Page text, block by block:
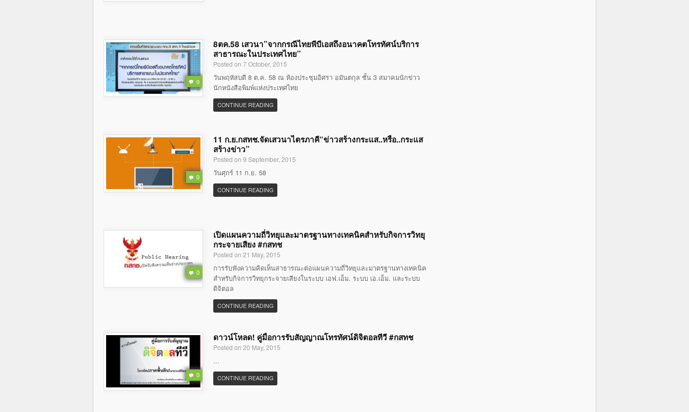
0
8ตค.58 เสวนา”จากกรณีไทยพีบีเอสถึงอนาคตโทรทัศน์บริการ
สาธารณะในประเทศไทย”
Posted on 7 October, 2015
วันพฤหัสบดี 8 ต.ค. 58 ณ ห้องประชุมอิศรา อมันตกุล ชั้น 3 สมาคมนักข่าว
นักหนังสือพิมพ์แห่งประเทศไทย
CONTINUE READING
0
11 ก.ย.กสทช.จัดเสวนาไตรภาคี“ข่าวสร้างกระแส..หรือ..กระแส
สร้างข่าว”
Posted on 9 September, 2015
วันศุกร์ 11 ก.ย. 58
CONTINUE READING
0
เปิดแผนความถี่วิทยุและมาตรฐานทางเทคนิคสำหรับกิจการวิทยุ
กระจายเสียง #กสทช
Posted on 21 May, 2015
การรับฟังความคิดเห็นสาธารณะต่อแผนความถี่วิทยุและมาตรฐานทางเทคนิค
สำหรับกิจการวิทยุกระจายเสียงในระบบ เอฟ.เอ็ม. ระบบ เอ.เอ็ม. และระบบ
ดิจิตอล
CONTINUE READING
0
ดาวน์โหลด! คู่มือการรับสัญญาณโทรทัศน์ดิจิตอลทีวี #กสทช
Posted on 20 May, 2015
...
CONTINUE READING